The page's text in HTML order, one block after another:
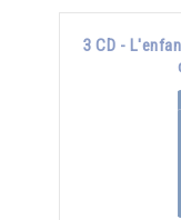
3 CD -